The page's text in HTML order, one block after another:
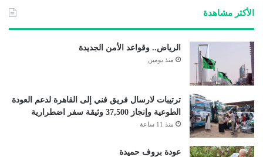
الأكثر مشاهدة
الرياض.. وقواعد الأمن الجديدة
منذ يومين
ترتيبات لارسال فريق فني إلى القاهرة لدعم العودة
الطوعية وإنجاز 37,500 وثيقة سفر اضطرارية
منذ 11 ساعة
عودة بروف حميدة